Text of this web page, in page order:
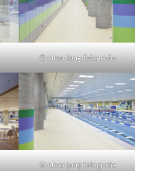
© oliver jung fotografie
© oliver jung fotografie